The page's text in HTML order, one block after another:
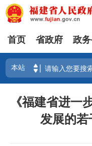
首页 省政府 政
《福建省进一
发展的若